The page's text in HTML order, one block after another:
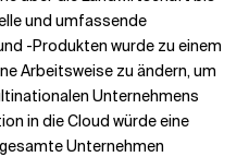
und umfassende
-Produkten wurde zu einem
Arbeitsweise zu ändern, um
Unternehmens
in die Cloud würde eine
Unternehmen